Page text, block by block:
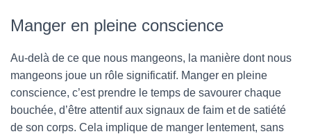
Manger en pleine conscience
Au-delà de ce que nous mangeons, la manière dont nous
mangeons joue un rôle significatif. Manger en pleine
conscience, c’est prendre le temps de savourer chaque
bouchée, d’être attentif aux signaux de faim et de satiété
de son corps. Cela implique de manger lentement, sans